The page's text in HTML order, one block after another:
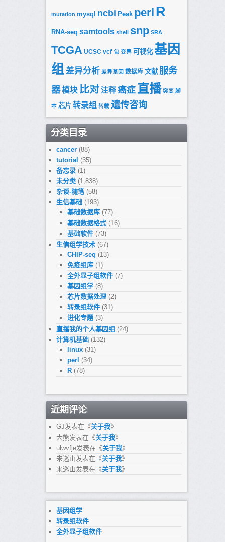
mutation mysql ncbi Peak perl R
RNA-seq samtools shell snp SRA
TCGA UCSC vcf 包 变异 可视化 基因
组 差异分析 差异基因 数据库 文献 服务
器模块 比对注释癌症 直播 突变 脚
本 芯片 转录组 转载 遗传咨询
分类目录
cancer(88)
tutorial (35)
备忘录(1)
未分类(1,838)
杂谈-随笔(58)
生信基础(193)
基础数据库 (77)
基础数据格式 (16)
基础软件 (73)
生信组学技术(67)
CHIP-seq (13)
免疫组库 (1)
全外显子组软件 (7)
基因组学 (8)
芯片数据处理 (2)
转录组软件 (31)
进化专题 (3)
直播我的个人基因组 (24)
计算机基础(132)
linux (31)
perl (34)
R (78)
近期评论
GJ发表在《关于我》
大熊发表在《关于我》
ulwvfje发表在《关于我》
来巡山发表在《关于我》
来巡山发表在《关于我》
基因组学
转录组软件
全外显子组软件